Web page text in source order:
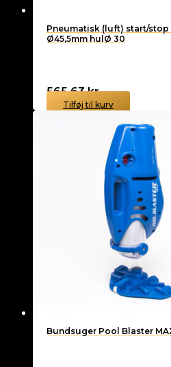
Pneumatisk (luft) start/stop
Ø45,5mm hulØ 30
565,63kr.
Tilføj til kurv
Bundsuger Pool Blaster